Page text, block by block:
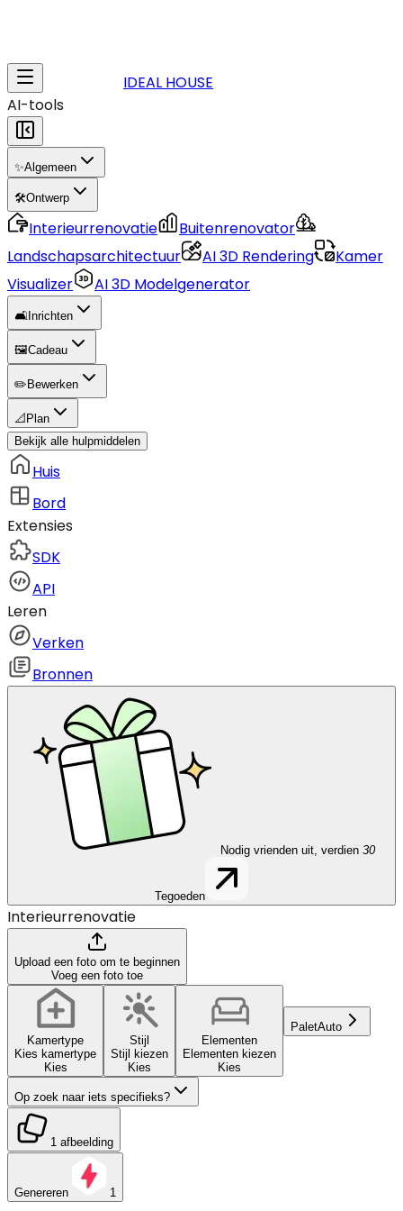
IDEAL HOUSE
AI-tools
✨Algemeen
🛠️Ontwerp
Interieurrenovatie
Buitenrenovator
Landschapsarchitectuur
AI 3D Rendering
Kamer
Visualizer
AI 3D Modelgenerator
🛋️ Inrichten
🖼️Cadeau
✏️ Bewerken
📐 Plan
Bekijk alle hulpmiddelen
Huis
Bord
Extensies
SDK
API
Leren
Verken
Bronnen
Nodig vrienden uit, verdien 30
Tegoeden
Interieurrenovatie
Upload een foto om te beginnen
Voeg een foto toe
Kamertype
Kies kamertype
Kies
Stijl
Stijl kiezen
Kies
Elementen
Elementen kiezen
Kies
PaletAuto
Op zoek naar iets specifieks?
1 afbeelding
Genereren 1